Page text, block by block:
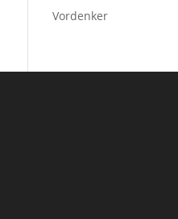
Vordenker